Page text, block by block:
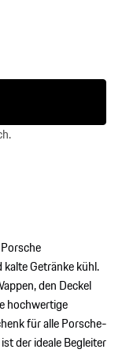
Getränke kühl.
den Deckel
hochwertige
für alle Porsche-
der ideale Begleiter